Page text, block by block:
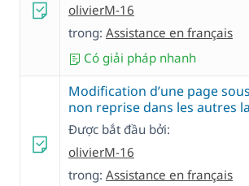
olivierM-16
trong: Assistance en français
Có giải pháp nhanh
Modification d’une page
non reprise dans les autres
Được bắt đầu bởi:
olivierM-16
trong: Assistance en français